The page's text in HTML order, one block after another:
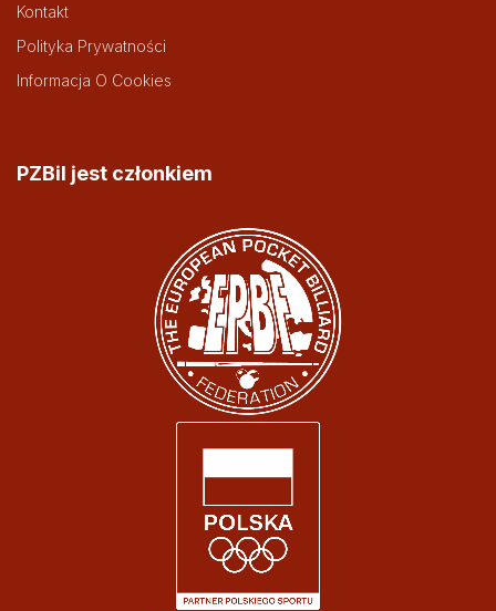
Kontakt
Polityka Prywatności
Informacja O Cookies
PZBil jest członkiem